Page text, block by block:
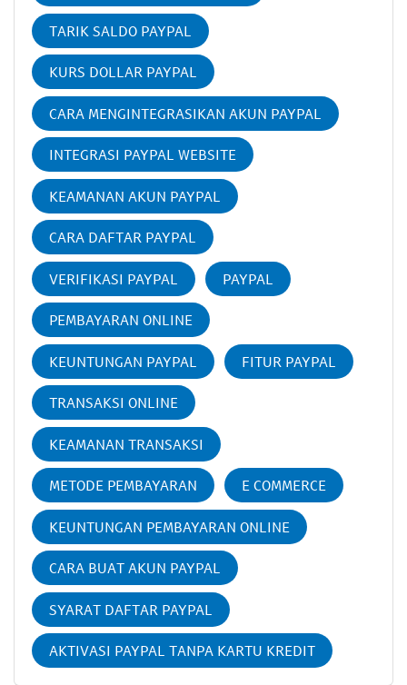
TARIK SALDO PAYPAL
KURS DOLLAR PAYPAL
CARA MENGINTEGRASIKAN AKUN PAYPAL
INTEGRASI PAYPAL WEBSITE
KEAMANAN AKUN PAYPAL
CARA DAFTAR PAYPAL
VERIFIKASI PAYPAL PAYPAL
PEMBAYARAN ONLINE
KEUNTUNGAN PAYPAL FITUR PAYPAL
TRANSAKSI ONLINE
KEAMANAN TRANSAKSI
METODE PEMBAYARAN E COMMERCE
KEUNTUNGAN PEMBAYARAN ONLINE
CARA BUAT AKUN PAYPAL
SYARAT DAFTAR PAYPAL
AKTIVASI PAYPAL TANPA KARTU KREDIT